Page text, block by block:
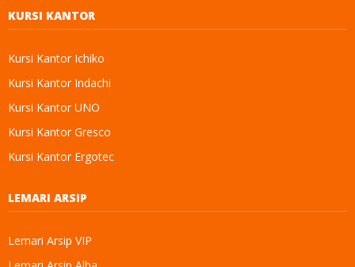
KURSI KANTOR
Kursi Kantor Ichiko
Kursi Kantor Indachi
Kursi Kantor UNO
Kursi Kantor Gresco
Kursi Kantor Ergotec
LEMARI ARSIP
Lemari Arsip VIP